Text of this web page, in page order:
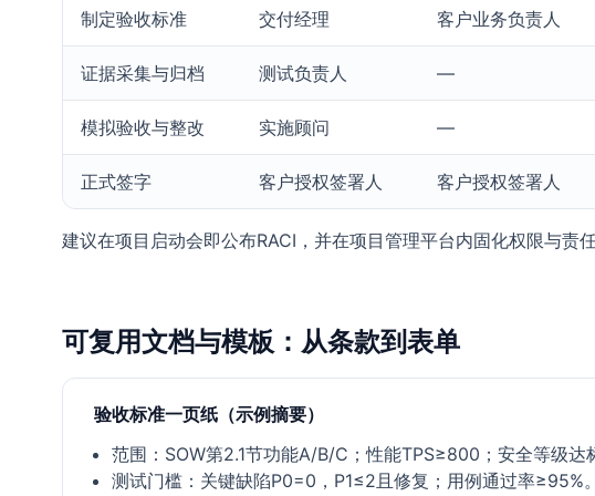
制定验收标准 交付经理 客户业务负责人
证据采集与归档 测试负责人 —
模拟验收与整改 实施顾问 —
正式签字 客户授权签署人 客户授权签署人
建议在项目启动会即公布RACI，并在项目管理平台内固化权限与责
可复用文档与模板：从条款到表单
验收标准一页纸（示例摘要）
范围：SOW第2.1节功能A/B/C；性能TPS≥800；安全等级达
测试门槛：关键缺陷P0=0，P1≤2且修复；用例通过率≥95%。